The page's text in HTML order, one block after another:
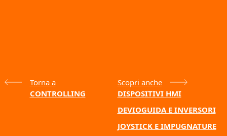
Torna a
CONTROLLING
Scopri anche
DISPOSITIVI HMI
DEVIOGUIDA E INVERSORI
JOYSTICK E IMPUGNATURE